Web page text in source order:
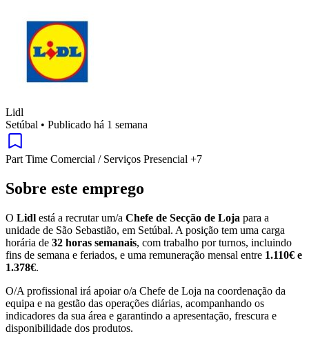
Lidl
Setúbal • Publicado há 1 semana
Part Time Comercial / Serviços Presencial +7
Sobre este emprego
O Lidl está a recrutar um/a Chefe de Secção de Loja para a
unidade de São Sebastião, em Setúbal. A posição tem uma carga
horária de 32 horas semanais, com trabalho por turnos, incluindo
fins de semana e feriados, e uma remuneração mensal entre 1.110€ e
1.378€.
O/A profissional irá apoiar o/a Chefe de Loja na coordenação da
equipa e na gestão das operações diárias, acompanhando os
indicadores da sua área e garantindo a apresentação, frescura e
disponibilidade dos produtos.